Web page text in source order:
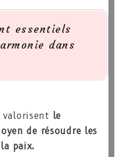
essentiels
dans
valorisent le
de résoudre les
paix.